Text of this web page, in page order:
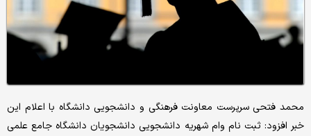
محمد فتحی سرپرست معاونت فرهنگی و دانشجویی دانشگاه با اعلام این
خبر افزود: ثبت نام وام شهریه دانشجویی دانشجویان دانشگاه جامع علمی